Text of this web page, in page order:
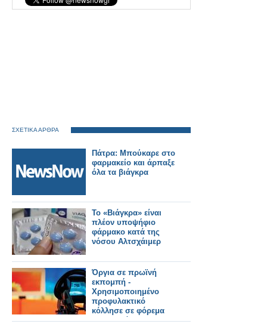
ΣΧΕΤΙΚΑ ΑΡΘΡΑ
Πάτρα: Μπούκαρε στο
φαρμακείο και άρπαξε
όλα τα βιάγκρα
Το «Βιάγκρα» είναι
πλέον υποψήφιο
φάρμακο κατά της
νόσου Αλτσχάιμερ
Όργια σε πρωϊνή
εκπομπή -
Χρησιμοποιημένο
προφυλακτικό
κόλλησε σε φόρεμα
παρουσιάστριας